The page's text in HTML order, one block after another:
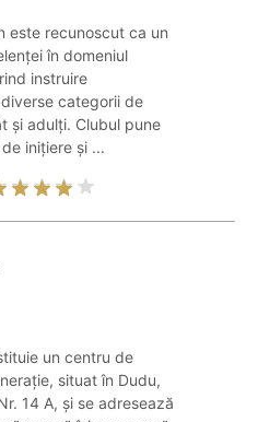
este recunoscut ca un
în domeniul
instruire
categorii de
și adulți. Clubul pune
inițiere și ...
un centru de
situat în Dudu,
14 A, și se adresează